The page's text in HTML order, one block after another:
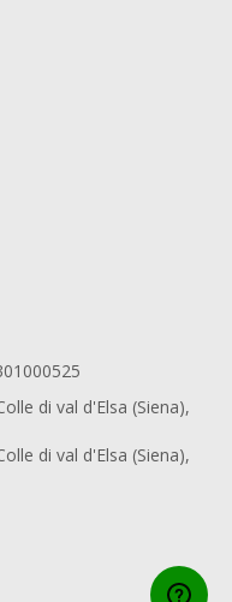
di val d'Elsa (Siena),
di val d'Elsa (Siena),